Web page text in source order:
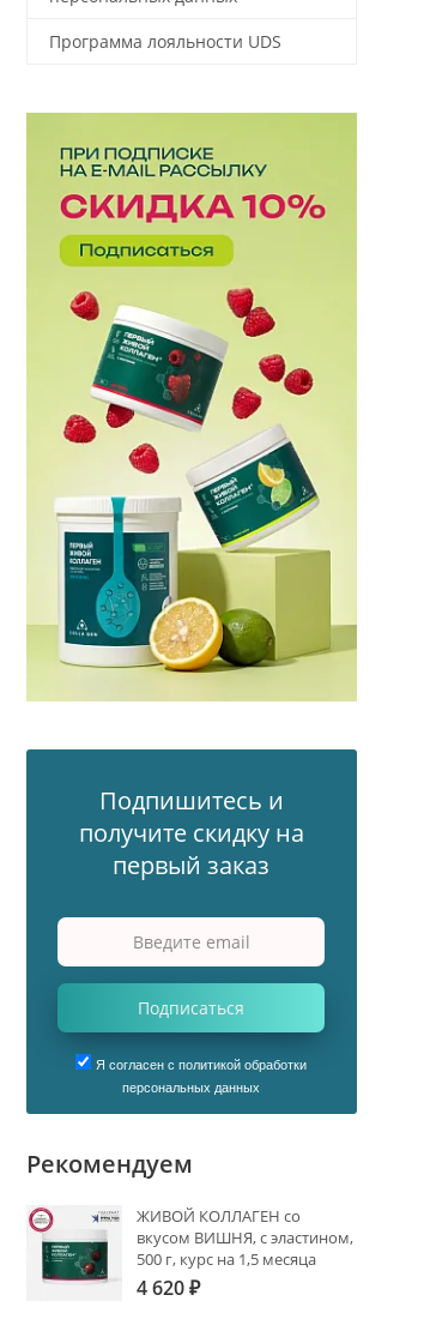
Программа лояльности UDS
Подпишитесь и
получите скидку на
первый заказ
Подписаться
Я согласен с политикой обработки
персональных данных
Рекомендуем
ЖИВОЙ КОЛЛАГЕН со
вкусом ВИШНЯ, с эластином,
500 г, курс на 1,5 месяца
4 620₽